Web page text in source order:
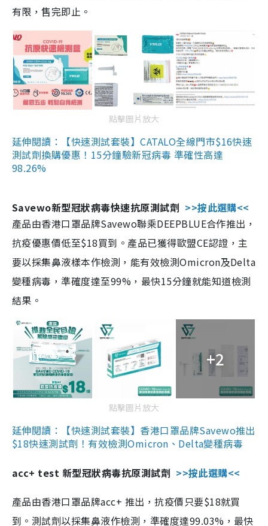
有限，售完即止。
點擊圖片放大
延伸閱讀：【快速測試套裝】CATALO全線門市$16快速
測試劑換購優惠！15分鐘驗新冠病毒 準確性高達
98.26%
Savewo新型冠狀病毒快速抗原測試劑 >>按此選購<<
產品由香港口罩品牌Savewo聯乘DEEPBLUE合作推出，
抗疫優惠價低至$18買到。產品已獲得歐盟CE認證，主
要以採集鼻液樣本作檢測，能有效檢測Omicron及Delta
變種病毒，準確度達至99%，最快15分鐘就能知道檢測
結果。
+2
點擊圖片放大
延伸閱讀：【快速測試套裝】香港口罩品牌Savewo推出
$18快速測試劑！有效檢測Omicron、Delta變種病毒
acc+ test 新型冠狀病毒抗原測試劑 >>按此選購<<
產品由香港口罩品牌acc+ 推出，抗疫價只要$18就買
到。測試劑以採集鼻液作檢測，準確度達99.03%，最快